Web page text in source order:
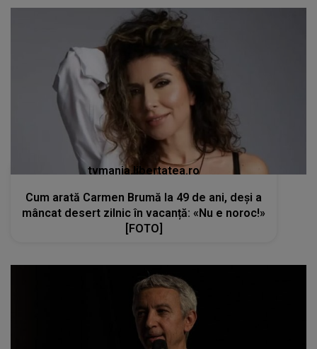
tvmania.libertatea.ro
Cum arată Carmen Brumă la 49 de ani, deși a
mâncat desert zilnic în vacanță: «Nu e noroc!»
[FOTO]